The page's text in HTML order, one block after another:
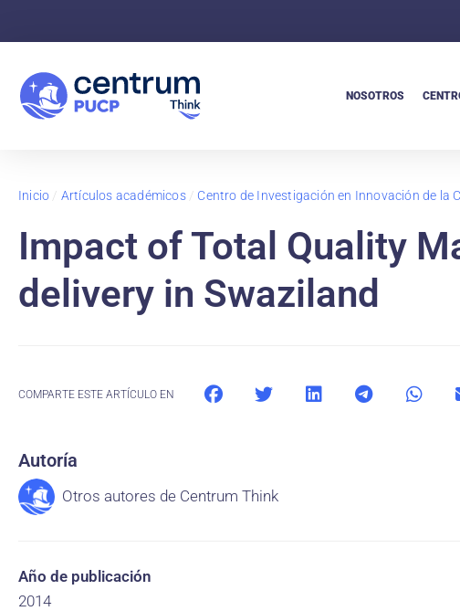
NOSOTROS
Inicio / Artículos académicos/ Centro de Investigación en Innovación de la
Impact of Total Quality
delivery in Swaziland
COMPARTE ESTE ARTÍCULO EN
Autoría
Otros autores de Centrum Think
Año de publicación
2014